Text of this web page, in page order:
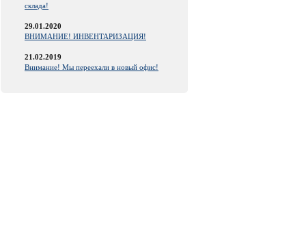
склада!
29.01.2020
ВНИМАНИЕ! ИНВЕНТАРИЗАЦИЯ!
21.02.2019
Внимание! Мы переехали в новый офис!